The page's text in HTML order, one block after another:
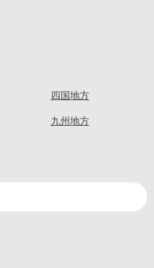
四国地方
九州地方